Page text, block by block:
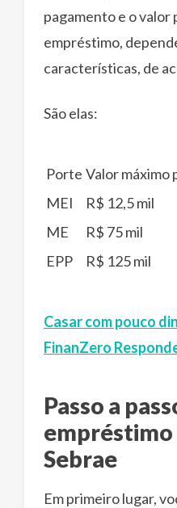
pagamento e o valor
empréstimo,
características, de
São elas:
Porte Valor máximo
MEI
R$ 12,5 mil
ME
R$ 75 mil
EPP
R$ 125 mil
Casar com pouco
FinanZero
Passo a
empréstimo
Sebrae
Em primeiro lugar,